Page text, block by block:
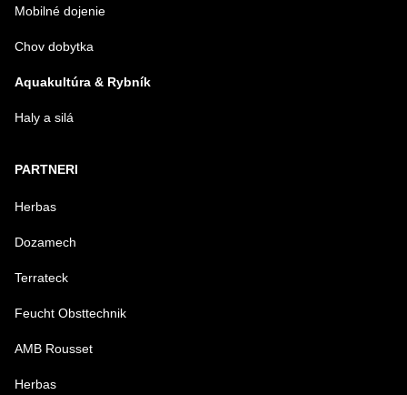
Mobilné dojenie
Chov dobytka
Aquakultúra & Rybník
Haly a silá
PARTNERI
Herbas
Dozamech
Terrateck
Feucht Obsttechnik
AMB Rousset
Herbas